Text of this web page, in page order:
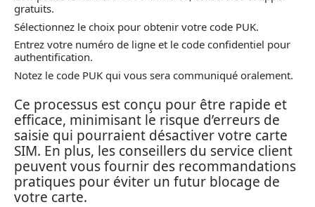
gratuits.
Sélectionnez le choix pour obtenir votre code PUK.
Entrez votre numéro de ligne et le code confidentiel pour
authentification.
Notez le code PUK qui vous sera communiqué oralement.
Ce processus est conçu pour être rapide et
efficace, minimisant le risque d’erreurs de
saisie qui pourraient désactiver votre carte
SIM. En plus, les conseillers du service client
peuvent vous fournir des recommandations
pratiques pour éviter un futur blocage de
votre carte.